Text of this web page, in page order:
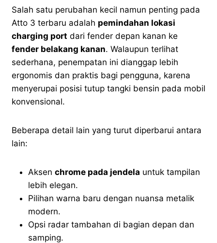
Salah satu perubahan kecil namun penting pada
Atto 3 terbaru adalah pemindahan lokasi
charging port dari fender depan kanan ke
fender belakang kanan. Walaupun terlihat
sederhana, penempatan ini dianggap lebih
ergonomis dan praktis bagi pengguna, karena
menyerupai posisi tutup tangki bensin pada mobil
konvensional.
Beberapa detail lain yang turut diperbarui antara
lain:
Aksen chrome pada jendela untuk tampilan
lebih elegan.
Pilihan warna baru dengan nuansa metalik
modern.
Opsi radar tambahan di bagian depan dan
samping.